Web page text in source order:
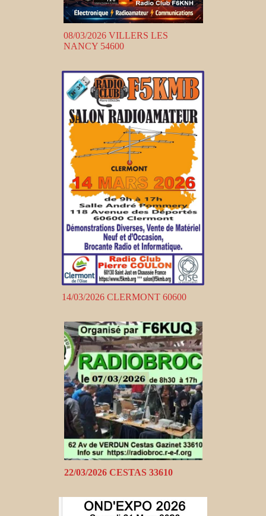
08/03/2026 VILLERS LES
NANCY 54600
14/03/2026 CLERMONT 60600
22/03/2026 CESTAS 33610